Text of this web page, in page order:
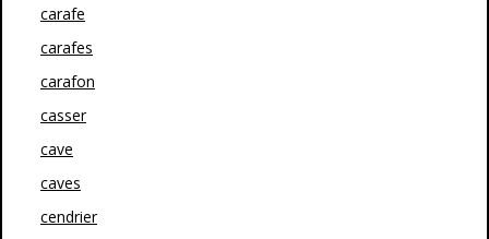
carafe
carafes
carafon
casser
cave
caves
cendrier